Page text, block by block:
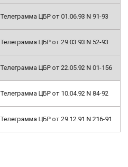
Телеграмма ЦБР от 01.06.93 N 91-93
Телеграмма ЦБР от 29.03.93 N 52-93
Телеграмма ЦБР от 22.05.92 N 01-156
Телеграмма ЦБР от 10.04.92 N 84-92
Телеграмма ЦБР от 29.12.91 N 216-91